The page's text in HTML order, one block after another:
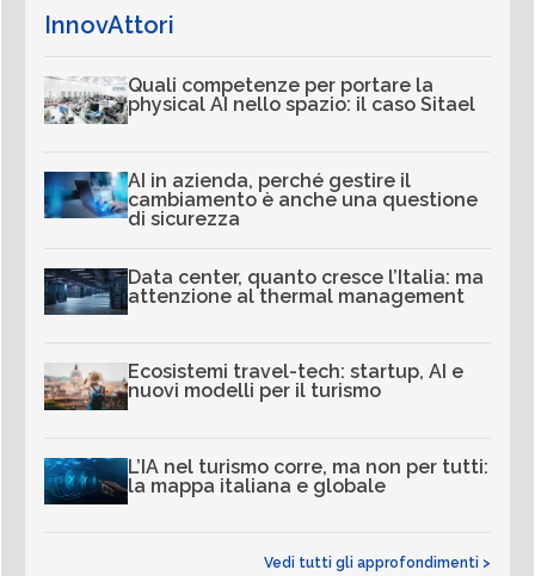
InnovAttori
Quali competenze per portare la
physical AI nello spazio: il caso Sitael
AI in azienda, perché gestire il
cambiamento è anche una questione
di sicurezza
Data center, quanto cresce l’Italia: ma
attenzione al thermal management
Ecosistemi travel-tech: startup, AI e
nuovi modelli per il turismo
L’IA nel turismo corre, ma non per tutti:
la mappa italiana e globale
Vedi tutti gli approfondimenti >